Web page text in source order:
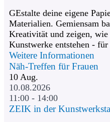
GEstalte deine eigene
Materialien. Gemiensam
Kreativität und zeigen,
Kunstwerke entstehen -
Weitere Informationen
Näh-Treffen für Frauen
10 Aug.
10.08.2026
11:00 - 14:00
ZEIK in der